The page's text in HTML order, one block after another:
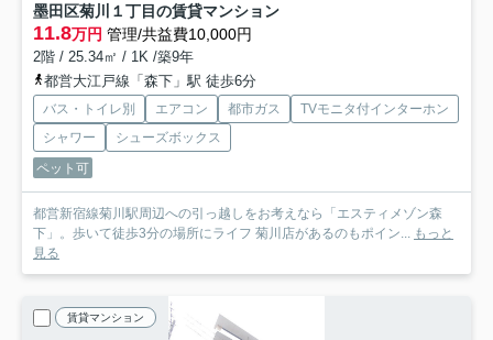
墨田区菊川１丁目の賃貸マンション
11.8万円 管理/共益費10,000円
2階 / 25.34㎡ / 1K /築9年
都営大江戸線「森下」駅 徒歩6分
バス・トイレ別 エアコン 都市ガス
TVモニタ付インターホン
シャワー
シューズボックス
ペット可
都営新宿線菊川駅周辺への引っ越しをお考えなら「エスティメゾン森
下」。歩いて徒歩3分の場所にライフ 菊川店があるのもポイン...
もっと
見る
賃貸マンション